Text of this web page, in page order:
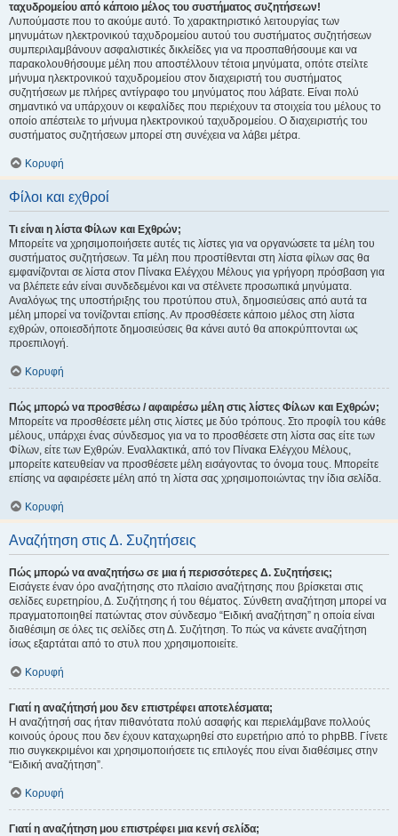
ταχυδρομείου από κάποιο μέλος του συστήματος συζητήσεων!
Λυπούμαστε που το ακούμε αυτό. Το χαρακτηριστικό λειτουργίας των
μηνυμάτων ηλεκτρονικού ταχυδρομείου αυτού του συστήματος συζητήσεων
συμπεριλαμβάνουν ασφαλιστικές δικλείδες για να προσπαθήσουμε και να
παρακολουθήσουμε μέλη που αποστέλλουν τέτοια μηνύματα, οπότε στείλτε
μήνυμα ηλεκτρονικού ταχυδρομείου στον διαχειριστή του συστήματος
συζητήσεων με πλήρες αντίγραφο του μηνύματος που λάβατε. Είναι πολύ
σημαντικό να υπάρχουν οι κεφαλίδες που περιέχουν τα στοιχεία του μέλους το
οποίο απέστειλε το μήνυμα ηλεκτρονικού ταχυδρομείου. Ο διαχειριστής του
συστήματος συζητήσεων μπορεί στη συνέχεια να λάβει μέτρα.
Κορυφή
Φίλοι και εχθροί
Τι είναι η λίστα Φίλων και Εχθρών;
Μπορείτε να χρησιμοποιήσετε αυτές τις λίστες για να οργανώσετε τα μέλη του
συστήματος συζητήσεων. Τα μέλη που προστίθενται στη λίστα φίλων σας θα
εμφανίζονται σε λίστα στον Πίνακα Ελέγχου Μέλους για γρήγορη πρόσβαση για
να βλέπετε εάν είναι συνδεδεμένοι και να στέλνετε προσωπικά μηνύματα.
Αναλόγως της υποστήριξης του προτύπου στυλ, δημοσιεύσεις από αυτά τα
μέλη μπορεί να τονίζονται επίσης. Αν προσθέσετε κάποιο μέλος στη λίστα
εχθρών, οποιεσδήποτε δημοσιεύσεις θα κάνει αυτό θα αποκρύπτονται ως
προεπιλογή.
Κορυφή
Πώς μπορώ να προσθέσω / αφαιρέσω μέλη στις λίστες Φίλων και Εχθρών;
Μπορείτε να προσθέσετε μέλη στις λίστες με δύο τρόπους. Στο προφίλ του κάθε
μέλους, υπάρχει ένας σύνδεσμος για να το προσθέσετε στη λίστα σας είτε των
Φίλων, είτε των Εχθρών. Εναλλακτικά, από τον Πίνακα Ελέγχου Μέλους,
μπορείτε κατευθείαν να προσθέσετε μέλη εισάγοντας το όνομα τους. Μπορείτε
επίσης να αφαιρέσετε μέλη από τη λίστα σας χρησιμοποιώντας την ίδια σελίδα.
Κορυφή
Αναζήτηση στις Δ. Συζητήσεις
Πώς μπορώ να αναζητήσω σε μια ή περισσότερες Δ. Συζητήσεις;
Εισάγετε έναν όρο αναζήτησης στο πλαίσιο αναζήτησης που βρίσκεται στις
σελίδες ευρετηρίου, Δ. Συζήτησης ή του θέματος. Σύνθετη αναζήτηση μπορεί να
πραγματοποιηθεί πατώντας στον σύνδεσμο “Ειδική αναζήτηση” η οποία είναι
διαθέσιμη σε όλες τις σελίδες στη Δ. Συζήτηση. Το πώς να κάνετε αναζήτηση
ίσως εξαρτάται από το στυλ που χρησιμοποιείτε.
Κορυφή
Γιατί η αναζήτησή μου δεν επιστρέφει αποτελέσματα;
Η αναζήτησή σας ήταν πιθανότατα πολύ ασαφής και περιελάμβανε πολλούς
κοινούς όρους που δεν έχουν καταχωρηθεί στο ευρετήριο από το phpBB. Γίνετε
πιο συγκεκριμένοι και χρησιμοποιήσετε τις επιλογές που είναι διαθέσιμες στην
“Ειδική αναζήτηση”.
Κορυφή
Γιατί η αναζήτηση μου επιστρέφει μια κενή σελίδα;